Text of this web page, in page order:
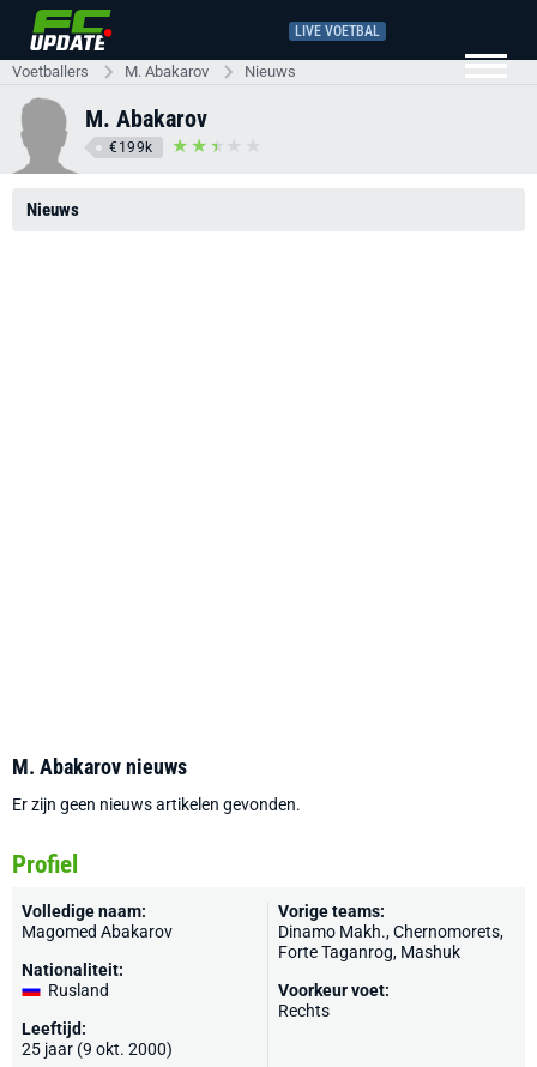
LIVE VOETBAL
Voetballers M. Abakarov Nieuws
M. Abakarov
€199k
Nieuws
M. Abakarov nieuws
Er zijn geen nieuws artikelen gevonden.
Profiel
Volledige naam:
Magomed Abakarov
Nationaliteit:
Rusland
Leeftijd:
25 jaar (9 okt. 2000)
Vorige teams:
Dinamo Makh., Chernomorets,
Forte Taganrog, Mashuk
Voorkeur voet:
Rechts